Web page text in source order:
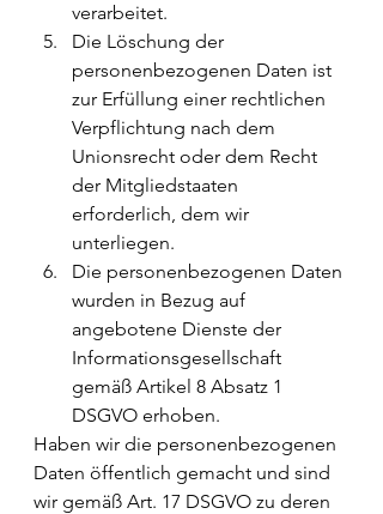
verarbeitet.
Die Löschung der
personenbezogenen Daten ist
zur Erfüllung einer rechtlichen
Verpflichtung nach dem
Unionsrecht oder dem Recht
der Mitgliedstaaten
erforderlich, dem wir
unterliegen.
Die personenbezogenen Daten
wurden in Bezug auf
angebotene Dienste der
Informationsgesellschaft
gemäß Artikel 8 Absatz 1
DSGVO erhoben.
Haben wir die personenbezogenen
Daten öffentlich gemacht und sind
wir gemäß Art. 17 DSGVO zu deren